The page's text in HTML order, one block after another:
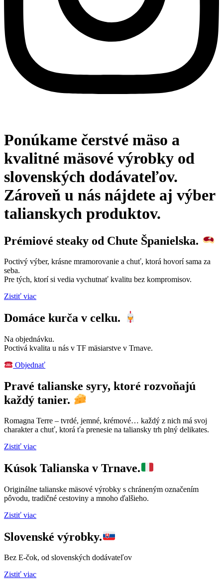
Ponúkame čerstvé mäso a
kvalitné mäsové výrobky od
slovenských dodávateľov.
Zároveň u nás nájdete aj výber
talianskych produktov.
Prémiové steaky od Chute Španielska.
Poctivý výber, krásne mramorovanie a chuť, ktorá hovorí sama za
seba.
Pre tých, ktorí si vedia vychutnať kvalitu bez kompromisov.
Zistiť viac
Domáce kurča v celku.
Na objednávku.
Poctivá kvalita u nás v TF mäsiarstve v Trnave.
Objednať
Pravé talianske syry, ktoré rozvoňajú
každý tanier.
Romagna Terre – tvrdé, jemné, krémové… každý z nich má svoj
charakter a chuť, ktorá ťa prenesie na taliansky trh plný delikates.
Zistiť viac
Kúsok Talianska v Trnave.
Originálne talianske mäsové výrobky s chráneným označením
pôvodu, tradičné cestoviny a mnoho ďalšieho.
Zistiť viac
Slovenské výrobky.
Bez E-čok, od slovenských dodávateľov
Zistiť viac